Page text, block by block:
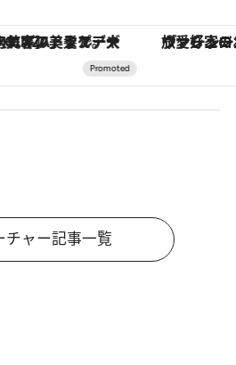
ク」。旅愛好家のお気に入りコレクションから、ジェンダーレスな新作が登場
チャー記事一覧